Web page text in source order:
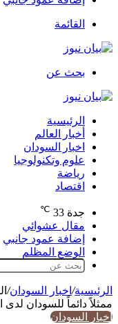
القائمة
بحث عن
الرئيسية
أخبار العالم
اخبار السودان
علوم وتكنولوجيا
رياضة
اقتصاد
جدة 33
℃
مقال عشوائي
إضافة عمود جانبي
الوضع المظلم
الرئيسية/ اخبار السودان/
ممثلاً دائماً للسودان لدى
اخبار السودان